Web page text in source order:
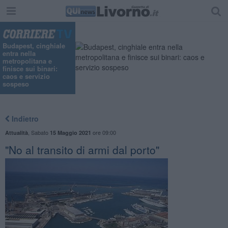
Budapest, cinghiale
entra nella
metropolitana e
finisce sui binari:
caos e servizio
sospeso
Indietro
Attualità Sabato 15 Maggio 2021 ore 09:00
"No al transito di armi dal porto"